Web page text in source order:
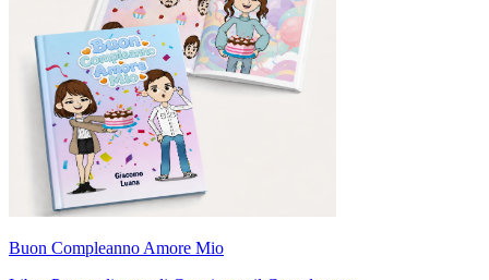
Buon Compleanno Amore Mio